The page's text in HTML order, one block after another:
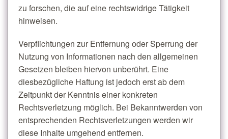
zu forschen, die auf eine rechtswidrige Tätigkeit
hinweisen.
Verpflichtungen zur Entfernung oder Sperrung der
Nutzung von Informationen nach den allgemeinen
Gesetzen bleiben hiervon unberührt. Eine
diesbezügliche Haftung ist jedoch erst ab dem
Zeitpunkt der Kenntnis einer konkreten
Rechtsverletzung möglich. Bei Bekanntwerden von
entsprechenden Rechtsverletzungen werden wir
diese Inhalte umgehend entfernen.